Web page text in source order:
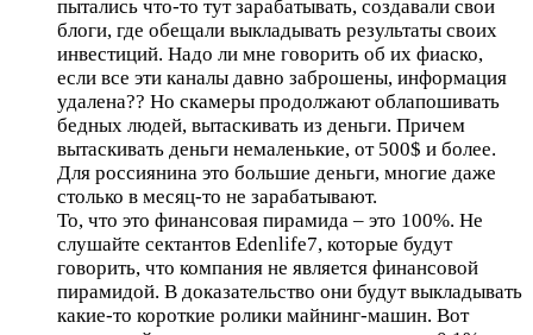
пытались что-то тут зарабатывать, создавали свои
блоги, где обещали выкладывать результаты своих
инвестиций. Надо ли мне говорить об их фиаско,
если все эти каналы давно заброшены, информация
удалена?? Но скамеры продолжают облапошивать
бедных людей, вытаскивать из деньги. Причем
вытаскивать деньги немаленькие, от 500$ и более.
Для россиянина это большие деньги, многие даже
столько в месяц-то не зарабатывают.
То, что это финансовая пирамида – это 100%. Не
слушайте сектантов Edenlife7, которые будут
говорить, что компания не является финансовой
пирамидой. В доказательство они будут выкладывать
какие-то короткие ролики майнинг-машин. Вот